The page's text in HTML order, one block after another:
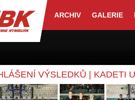
ARCHIV GALERIE
VÝSLEDKŮ | KADETI